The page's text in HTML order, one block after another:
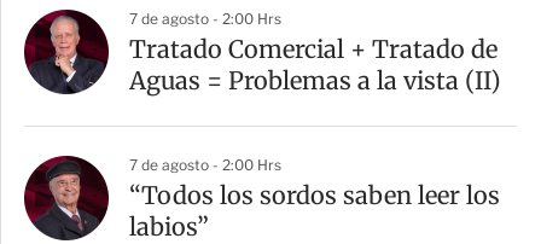
7 de agosto - 2:00 Hrs
Tratado Comercial + Tratado de
Aguas = Problemas a la vista (II)
7 de agosto - 2:00 Hrs
“Todos los sordos saben leer los
labios”